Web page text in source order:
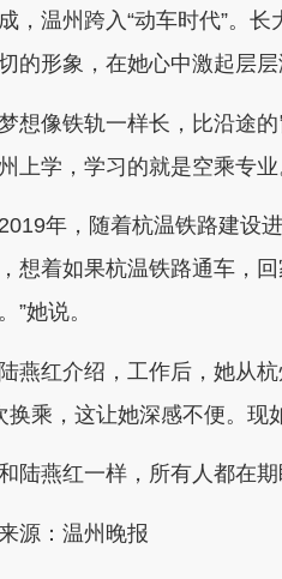
，温州跨入“动车时代”。
的形象，在她心中激起层
像铁轨一样长，比沿途的
上学，学习的就是空乘专
年，随着杭温铁路建设进
想着如果杭温铁路通车，
”她说。
红介绍，工作后，她从杭
换乘，这让她深感不便。现
燕红一样，所有人都在期
：温州晚报